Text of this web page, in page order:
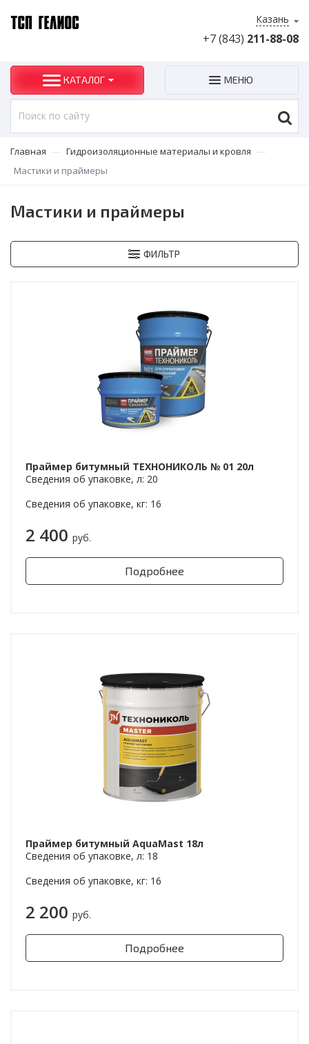
Казань
+7 (843) 211-88-08
КАТАЛОГ МЕНЮ
Главная — Гидроизоляционные материалы и кровля —
Мастики и праймеры
Мастики и праймеры
ФИЛЬТР
Праймер битумный ТЕХНОНИКОЛЬ № 01 20л
Сведения об упаковке, л: 20
Сведения об упаковке, кг: 16
2 400 руб.
Подробнее
Праймер битумный AquaMast 18л
Сведения об упаковке, л: 18
Сведения об упаковке, кг: 16
2 200 руб.
Подробнее